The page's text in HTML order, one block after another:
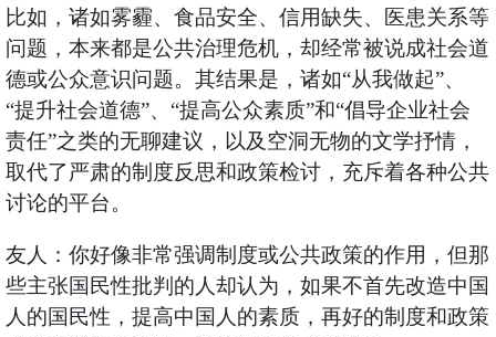
比如，诸如雾霾、食品安全、信用缺失、医患关系等
问题，本来都是公共治理危机，却经常被说成社会道
德或公众意识问题。其结果是，诸如“从我做起”、
“提升社会道德”、“提高公众素质”和“倡导企业社会
责任”之类的无聊建议，以及空洞无物的文学抒情，
取代了严肃的制度反思和政策检讨，充斥着各种公共
讨论的平台。
友人：你好像非常强调制度或公共政策的作用，但那
些主张国民性批判的人却认为，如果不首先改造中国
人的国民性，提高中国人的素质，再好的制度和政策